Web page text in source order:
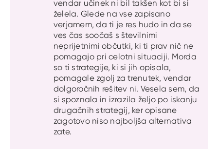
vendar učinek ni bil takšen kot bi si
želela. Glede na vse zapisano
verjamem, da ti je res hudo in da se
ves čas soočaš s številnimi
neprijetnimi občutki, ki ti prav nič ne
pomagajo pri celotni situaciji. Morda
so ti strategije, ki si jih opisala,
pomagale zgolj za trenutek, vendar
dolgoročnih rešitev ni. Vesela sem, da
si spoznala in izrazila željo po iskanju
drugačnih strategij, ker opisane
zagotovo niso najboljša alternativa
zate.